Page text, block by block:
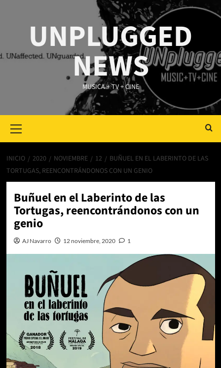
UNPLUGGED
NEWS
MUSICA + TV + CINE
Menu
INICIO 2020 NOVIEMBRE 12
BUÑUEL EN EL LABERINTO DE LAS
TORTUGAS, REENCONTRÁNDONOS CON UN GENIO
Buñuel en el Laberinto de las
Tortugas, reencontrándonos con un
genio
AJ Navarro 12 noviembre, 2020 1